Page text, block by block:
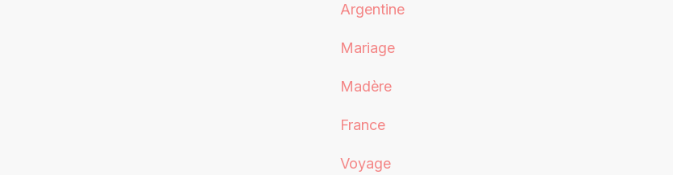
Argentine
Mariage
Madère
France
Voyage